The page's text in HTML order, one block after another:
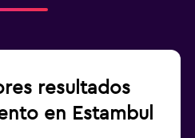
resultados
en Estambul